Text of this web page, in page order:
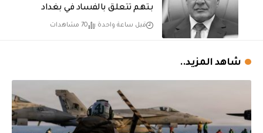
بتهم تتعلق بالفساد في بغداد
قبل ساعة واحدة 70 مشاهدات
شاهد المزيد..